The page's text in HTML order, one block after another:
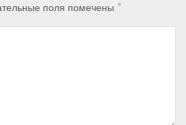
поля помечены *